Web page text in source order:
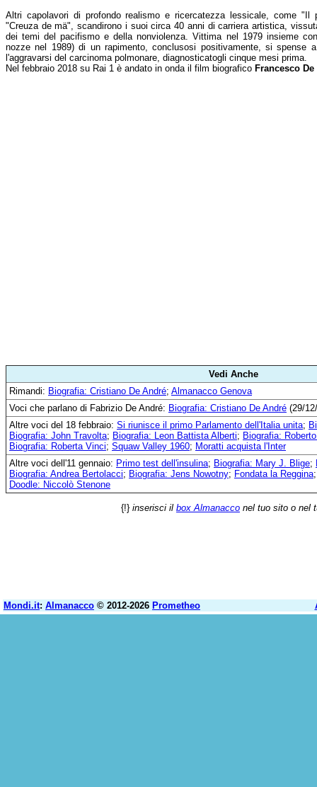
Altri capolavori di profondo realismo e ricercatezza lessicale, come "Il
"Creuza de mä", scandirono i suoi circa 40 anni di carriera artistica,
dei temi del pacifismo e della nonviolenza. Vittima nel 1979 insieme
nozze nel 1989) di un rapimento, conclusosi positivamente, si spense
l'aggravarsi del carcinoma polmonare, diagnosticatogli cinque mesi prima.
Nel febbraio 2018 su Rai 1 è andato in onda il film biografico Francesco
Vedi Anche
Rimandi: Biografia: Cristiano De André; Almanacco Genova
Voci che parlano di Fabrizio De André: Biografia: Cristiano De André (29/
Altre voci del 18 febbraio: Si riunisce il primo Parlamento dell'Italia unita;
Biografia: John Travolta; Biografia: Leon Battista Alberti; Biografia:
Biografia: Roberta Vinci; Squaw Valley 1960; Moratti acquista l'Inter
Altre voci dell'11 gennaio: Primo test dell'insulina; Biografia: Mary J. Blige;
Biografia: Andrea Bertolacci; Biografia: Jens Nowotny; Fondata la Reggina
Doodle: Niccolò Stenone
{!} inserisci il box Almanacco nel tuo sito o nel
Mondi.it: Almanacco © 2012-2026 Prometheo